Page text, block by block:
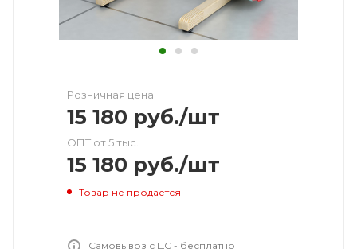
Розничная цена
15 180 руб./шт
ОПТ от 5 тыс.
15 180 руб./шт
Товар не продается
Самовывоз с ЦС - бесплатно